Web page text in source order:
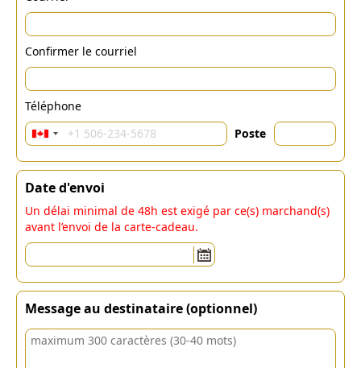
Confirmer le courriel
Téléphone
Poste
Date d'envoi
Un délai minimal de 48h est exigé par ce(s) marchand(s)
avant l’envoi de la carte-cadeau.
Message au destinataire (optionnel)